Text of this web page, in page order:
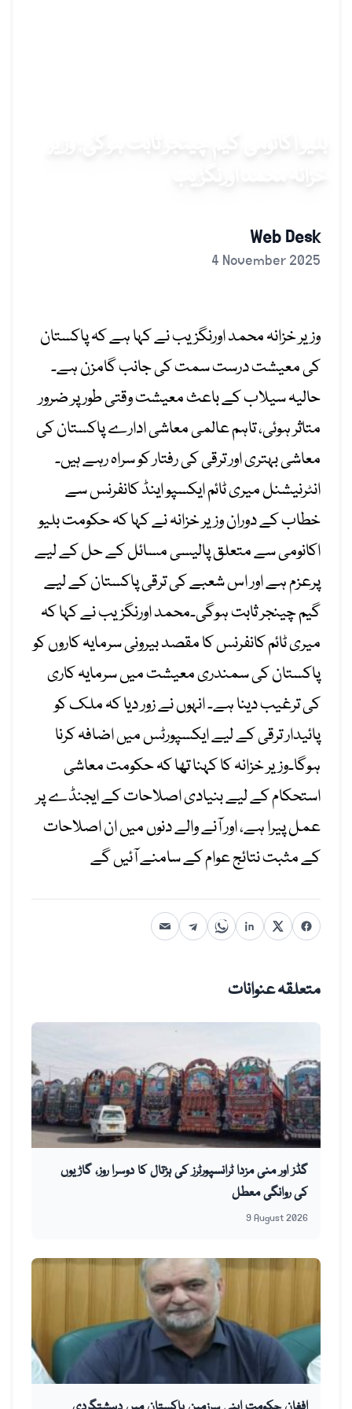
Web Desk
4 November 2025
وزیر خزانہ محمد اورنگزیب نے کہا ہے کہ پاکستان
کی معیشت درست سمت کی جانب گامزن ہے۔
حالیہ سیلاب کے باعث معیشت وقتی طور پر ضرور
متاثر ہوئی، تاہم عالمی معاشی ادارے پاکستان کی
معاشی بہتری اور ترقی کی رفتار کو سراہ رہے ہیں۔
انٹرنیشنل میری ٹائم ایکسپو اینڈ کانفرنس سے
خطاب کے دوران وزیر خزانہ نے کہا کہ حکومت بلیو
اکانومی سے متعلق پالیسی مسائل کے حل کے لیے
پرعزم ہے اور اس شعبے کی ترقی پاکستان کے لیے
گیم چینجر ثابت ہوگی۔محمد اورنگزیب نے کہا کہ
میری ٹائم کانفرنس کا مقصد بیرونی سرمایہ کاروں کو
پاکستان کی سمندری معیشت میں سرمایہ کاری
کی ترغیب دینا ہے۔ انہوں نے زور دیا کہ ملک کو
پائیدار ترقی کے لیے ایکسپورٹس میں اضافہ کرنا
ہوگا۔وزیر خزانہ کا کہنا تھا کہ حکومت معاشی
استحکام کے لیے بنیادی اصلاحات کے ایجنڈے پر
عمل پیرا ہے، اور آنے والے دنوں میں ان اصلاحات
کے مثبت نتائج عوام کے سامنے آئیں گے
متعلقہ عنوانات
گڈز اور منی مزدا ٹرانسپورٹرز کی ہڑتال کا دوسرا روز، گاڑیوں
کی روانگی معطل
9 August 2026